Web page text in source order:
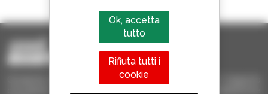
Occasione Manitou - Prodotti per il sollevamento e il trasporto
Ok, accetta
tutto
Rifiuta tutti i
cookie